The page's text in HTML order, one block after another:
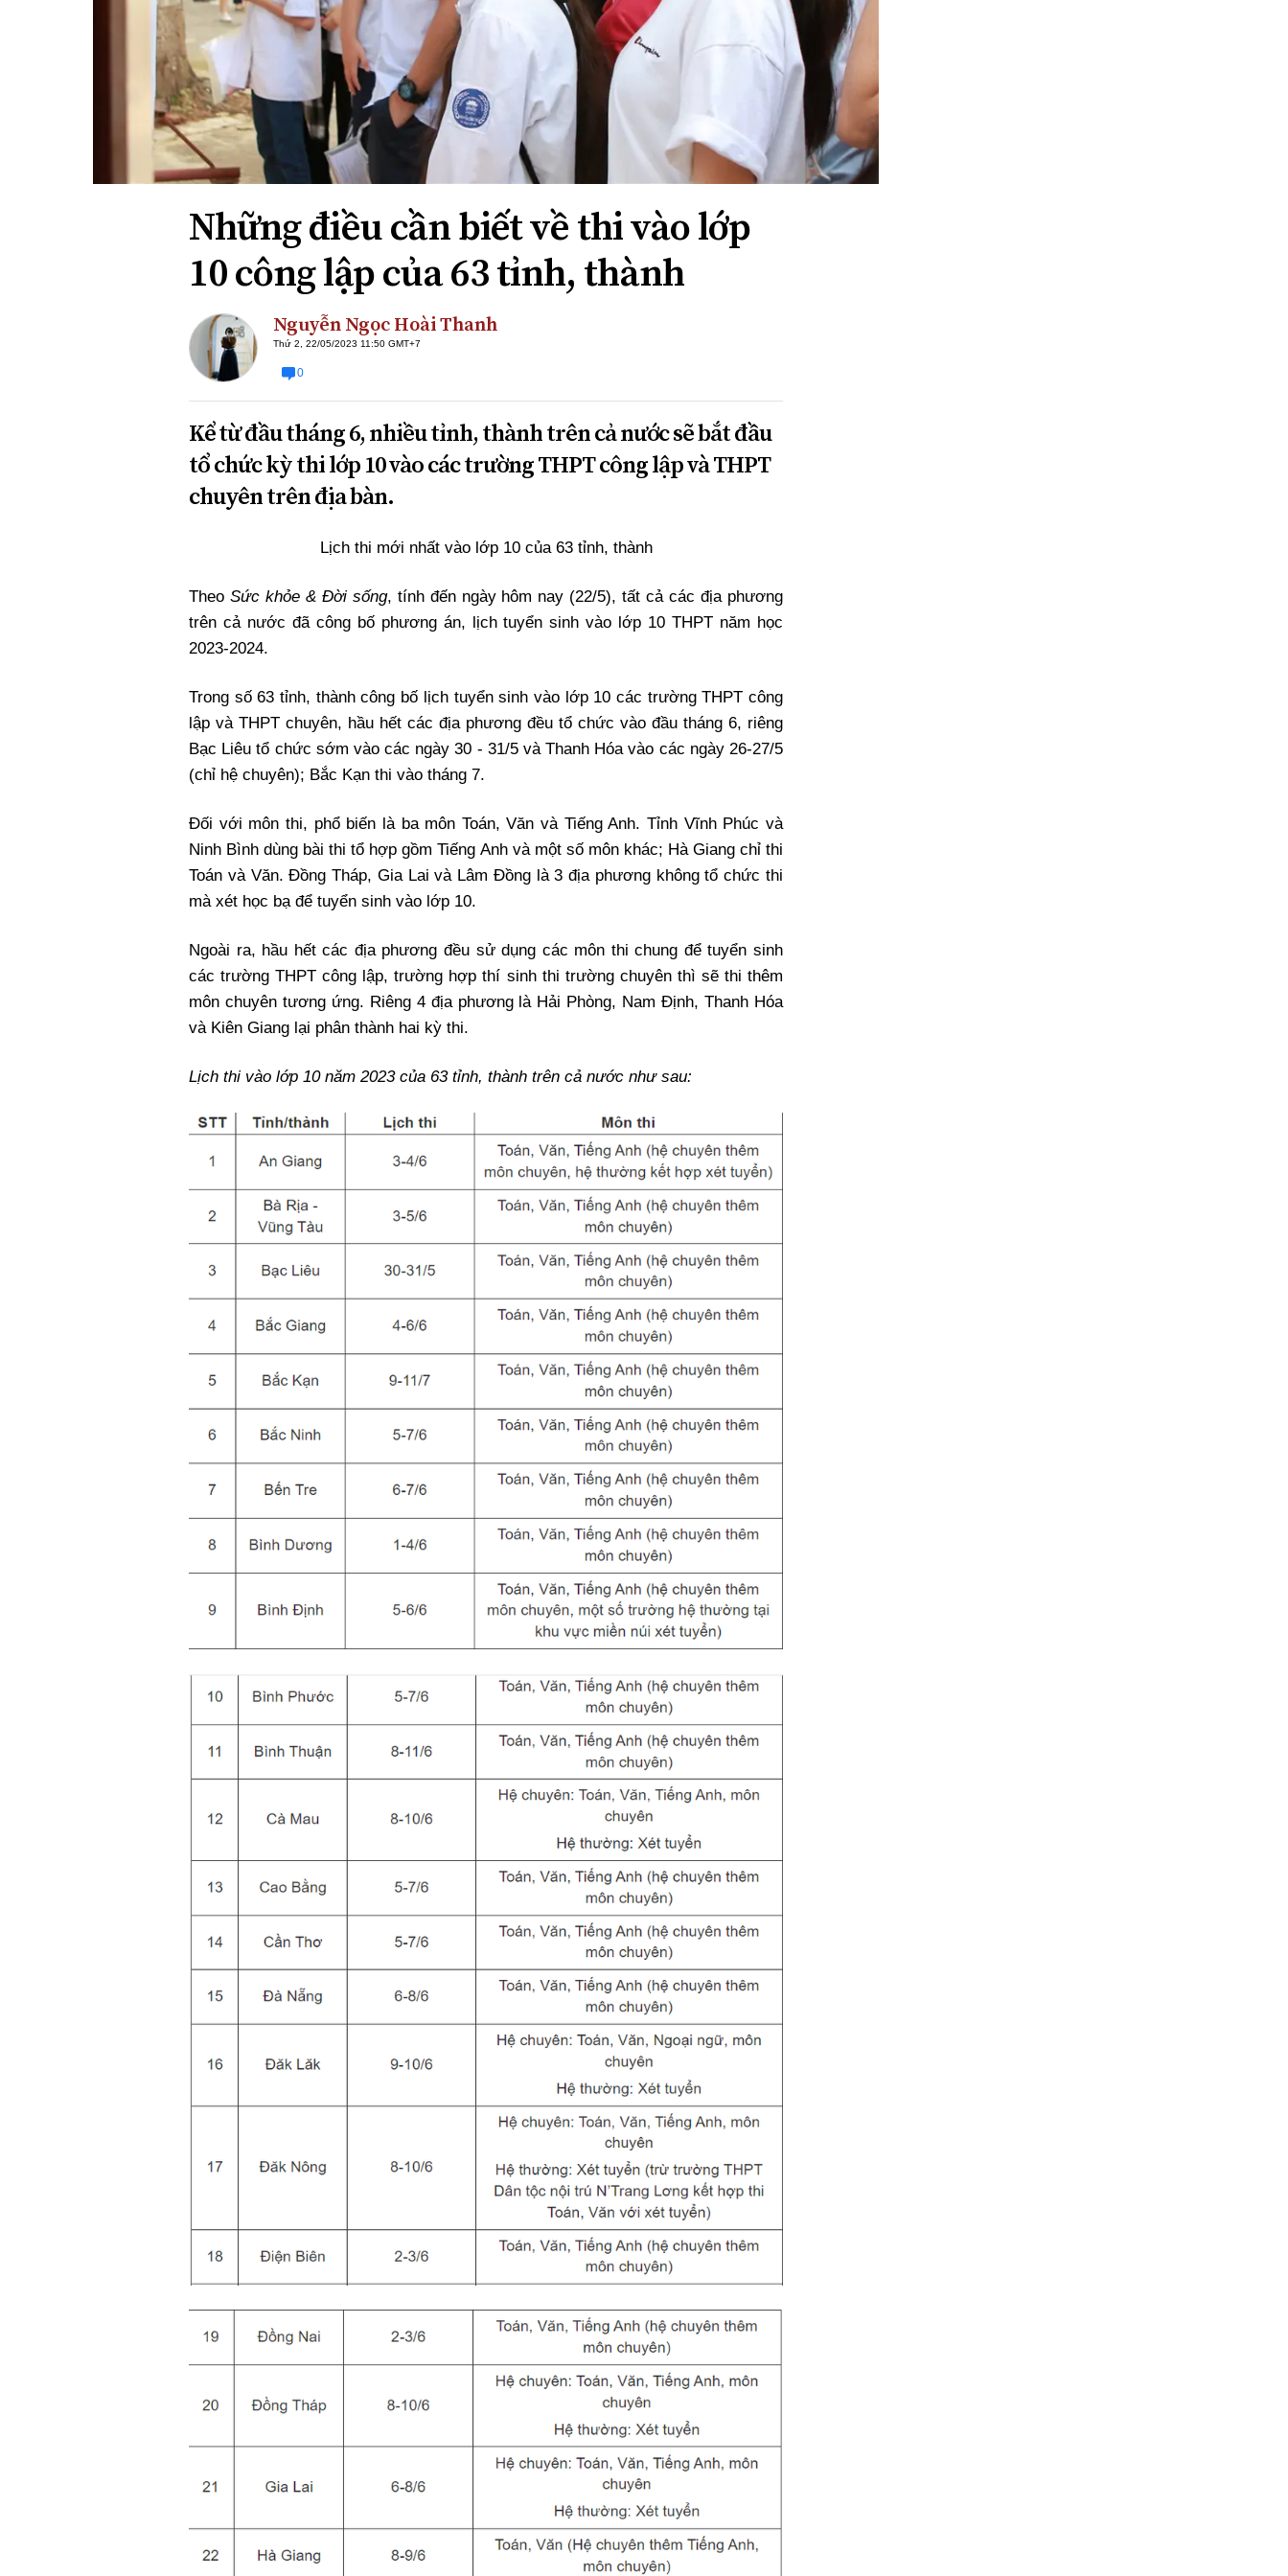
Xi nhan Trái Phải
Bạn đọc viết
Những điều cần biết về thi vào lớp
10 công lập của 63 tỉnh, thành
Nguyễn Ngọc Hoài Thanh
Thứ 2, 22/05/2023 11:50 GMT+7
0
Kể từ đầu tháng 6, nhiều tỉnh, thành trên cả nước sẽ bắt đầu
tổ chức kỳ thi lớp 10 vào các trường THPT công lập và THPT
chuyên trên địa bàn.
Lịch thi mới nhất vào lớp 10 của 63 tỉnh, thành
Theo Sức khỏe & Đời sống, tính đến ngày hôm nay (22/5), tất cả các địa phương
trên cả nước đã công bố phương án, lịch tuyển sinh vào lớp 10 THPT năm học
2023-2024.
Trong số 63 tỉnh, thành công bố lịch tuyển sinh vào lớp 10 các trường THPT công
lập và THPT chuyên, hầu hết các địa phương đều tổ chức vào đầu tháng 6, riêng
Bạc Liêu tổ chức sớm vào các ngày 30 - 31/5 và Thanh Hóa vào các ngày 26-27/5
(chỉ hệ chuyên); Bắc Kạn thi vào tháng 7.
Đối với môn thi, phổ biến là ba môn Toán, Văn và Tiếng Anh. Tỉnh Vĩnh Phúc và
Ninh Bình dùng bài thi tổ hợp gồm Tiếng Anh và một số môn khác; Hà Giang chỉ thi
Toán và Văn. Đồng Tháp, Gia Lai và Lâm Đồng là 3 địa phương không tổ chức thi
mà xét học bạ để tuyển sinh vào lớp 10.
Ngoài ra, hầu hết các địa phương đều sử dụng các môn thi chung để tuyển sinh
các trường THPT công lập, trường hợp thí sinh thi trường chuyên thì sẽ thi thêm
môn chuyên tương ứng. Riêng 4 địa phương là Hải Phòng, Nam Định, Thanh Hóa
và Kiên Giang lại phân thành hai kỳ thi.
Lịch thi vào lớp 10 năm 2023 của 63 tỉnh, thành trên cả nước như sau: